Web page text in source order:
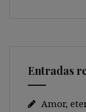
Entradas
Amor,